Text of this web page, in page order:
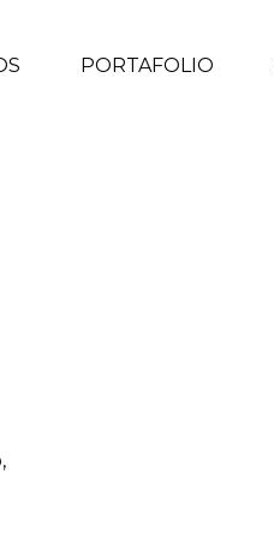
PORTAFOLIO